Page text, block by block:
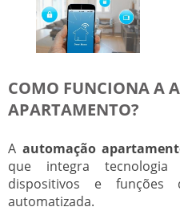
COMO FUNCIONA A
APARTAMENTO?
A automação
que integra
dispositivos e
automatizada.